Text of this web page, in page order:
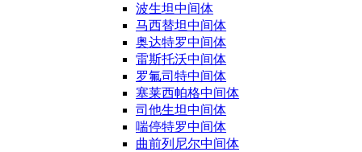
波生坦中间体
马西替坦中间体
奥达特罗中间体
雷斯托沃中间体
罗氟司特中间体
塞莱西帕格中间体
司他生坦中间体
喘停特罗中间体
曲前列尼尔中间体